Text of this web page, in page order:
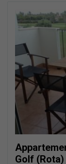
Golf (Rota)